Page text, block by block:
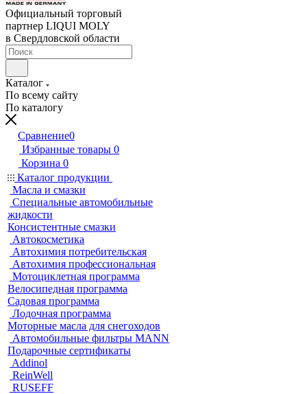
Официальный торговый
партнер LIQUI MOLY
в Свердловской области
Каталог
По всему сайту
По каталогу
Сравнение0
Избранные товары 0
Корзина 0
Каталог продукции
Масла и смазки
Специальные автомобильные
жидкости
Консистентные смазки
Автокосметика
Автохимия потребительская
Автохимия профессиональная
Мотоциклетная программа
Велосипедная программа
Садовая программа
Лодочная программа
Моторные масла для снегоходов
Автомобильные фильтры MANN
Подарочные сертификаты
Addinol
ReinWell
RUSEFF